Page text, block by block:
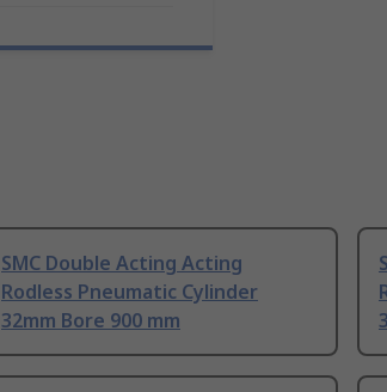
SMC Double Acting Acting
Rodless Pneumatic Cylinder
32mm Bore 900 mm